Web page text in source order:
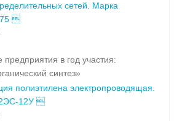
сетей. Марка

предприятия в год участия:
синтез»
полиэтилена электропроводящая.
12У 